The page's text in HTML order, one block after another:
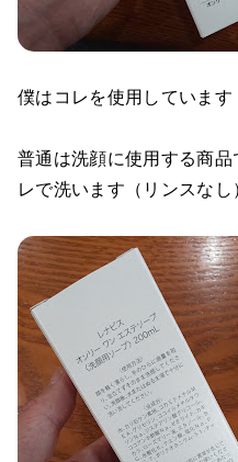
僕はコレを使用しています
普通は洗顔に使用する商
レで洗います（リンスなし